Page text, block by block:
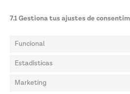
7.1 Gestiona tus ajustes de
Funcional
Estadísticas
Marketing